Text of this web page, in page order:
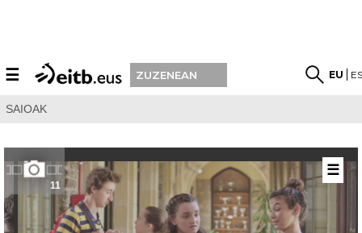
☰ ZUZENEAN EU
SAIOAK
11
☰